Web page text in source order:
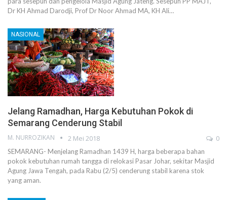
Dr KH Ahmad Darodji, Prof Dr Noor Ahmad MA, KH Ali…
NASIONAL
Jelang Ramadhan, Harga Kebutuhan Pokok di
Semarang Cenderung Stabil
M. NURROZIKAN 2 Mei 2018 0
SEMARANG- Menjelang Ramadhan 1439 H, harga beberapa bahan
pokok kebutuhan rumah tangga di relokasi Pasar Johar, sekitar Masjid
Agung Jawa Tengah, pada Rabu (2/5) cenderung stabil karena stok
yang aman.